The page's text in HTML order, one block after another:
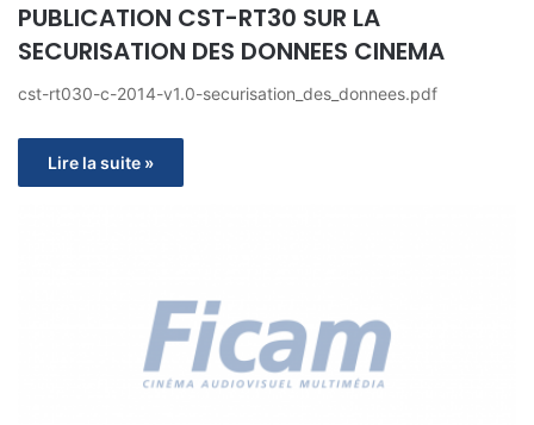
PUBLICATION CST-RT30 SUR LA
SECURISATION DES DONNEES CINEMA
cst-rt030-c-2014-v1.0-securisation_des_donnees.pdf
Lire la suite »